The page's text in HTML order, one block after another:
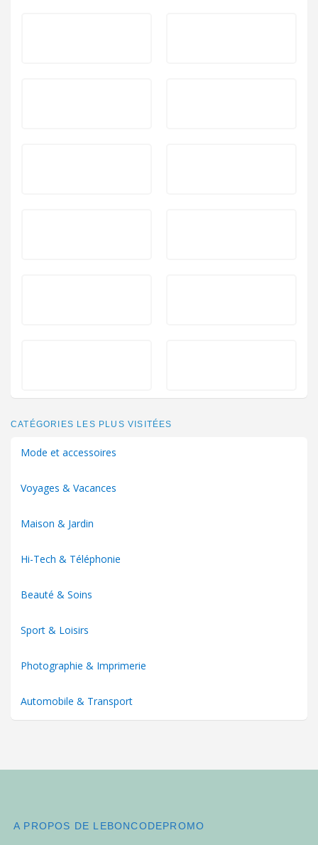
CATÉGORIES LES PLUS VISITÉES
Mode et accessoires
Voyages & Vacances
Maison & Jardin
Hi-Tech & Téléphonie
Beauté & Soins
Sport & Loisirs
Photographie & Imprimerie
Automobile & Transport
A PROPOS DE LEBONCODEPROMO